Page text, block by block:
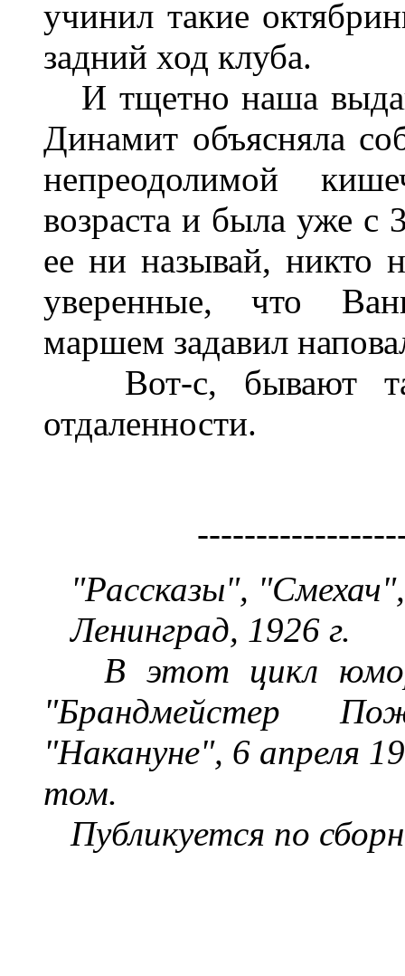
учинил такие
задний ход клуба.
И тщетно наша
Динамит объясняла
непреодолимой
возраста и была уже с
ее ни называй, никто
уверенные, что
маршем задавил
Вот-с, бывают
отдаленности.
"Рассказы",
Ленинград, 1926 г.
В этот цикл
"Брандмейстер
"Накануне", 6 апреля
том.
Публикуется по